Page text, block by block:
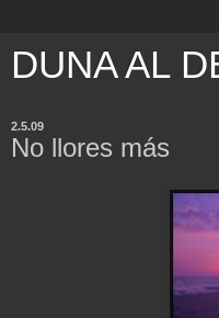
DUNA AL
2.5.09
No llores más